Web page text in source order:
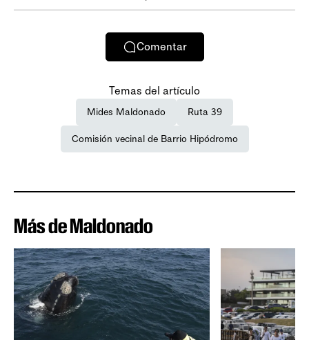
Comentar
Temas del artículo
Mides Maldonado Ruta 39
Comisión vecinal de Barrio Hipódromo
Más de Maldonado